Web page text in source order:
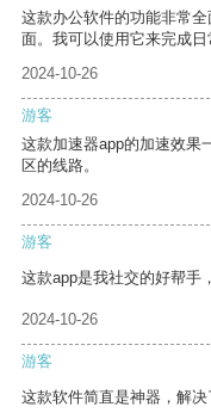
这款办公软件的功能非常
面。我可以使用它来完成日
2024-10-26
游客
这款加速器app的加速效果
区的线路。
2024-10-26
游客
这款app是我社交的好帮手
2024-10-26
游客
这款软件简直是神器，解决